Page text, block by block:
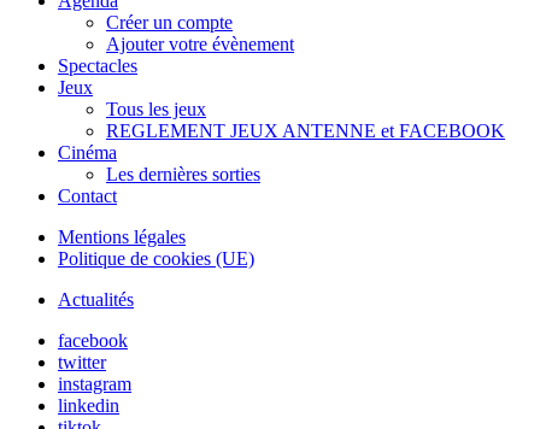
Créer un compte
Ajouter votre évènement
Spectacles
Jeux
Tous les jeux
REGLEMENT JEUX ANTENNE et FACEBOOK
Cinéma
Les dernières sorties
Contact
Mentions légales
Politique de cookies (UE)
Actualités
facebook
twitter
instagram
linkedin